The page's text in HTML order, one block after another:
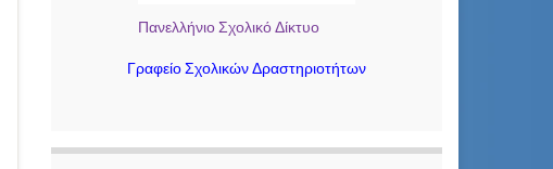
Πανελλήνιο Σχολικό Δίκτυο
Γραφείο Σχολικών Δραστηριοτήτων